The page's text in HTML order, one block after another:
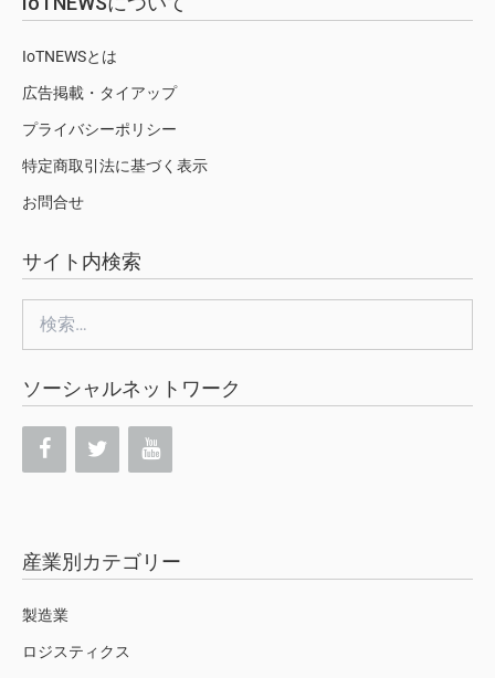
IoTNEWSとは
広告掲載・タイアップ
プライバシーポリシー
特定商取引法に基づく表示
お問合せ
サイト内検索
索:
ソーシャルネットワーク
産業別カテゴリー
製造業
ロジスティクス